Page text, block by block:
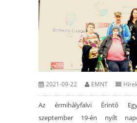
2021-09-22 EMNT
Az érmihályfalvi Érintő
szeptember 19-én nyílt